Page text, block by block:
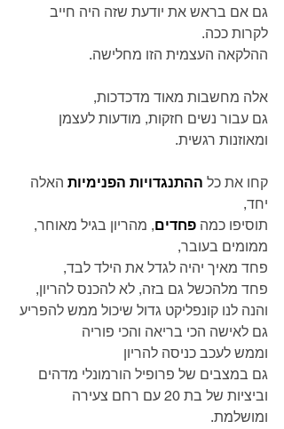
גם אם בראש את יודעת שזה היה חייב
לקרות ככה.
ההלקאה העצמית הזו מחלישה.
אלה מחשבות מאוד מדכדכות,
גם עבור נשים חזקות, מודעות לעצמן
ומאוזנות רגשית.
קחו את כל ההתנגדויות הפנימיות האלה
יחד,
תוסיפו כמה פחדים, מהריון בגיל מאוחר,
ממומים בעובר,
פחד מאיך יהיה לגדל את הילד לבד,
פחד מלהכשל גם בזה, לא להכנס להריון,
והנה לנו קונפליקט גדול שיכול ממש להפריע
גם לאישה הכי בריאה והכי פוריה
וממש לעכב כניסה להריון
גם במצבים של פרופיל הורמונלי מדהים
וביציות של בת 20 עם רחם צעירה
ומושלמת.